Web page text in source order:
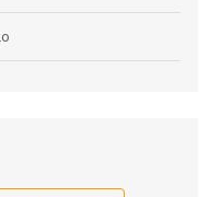
acessível